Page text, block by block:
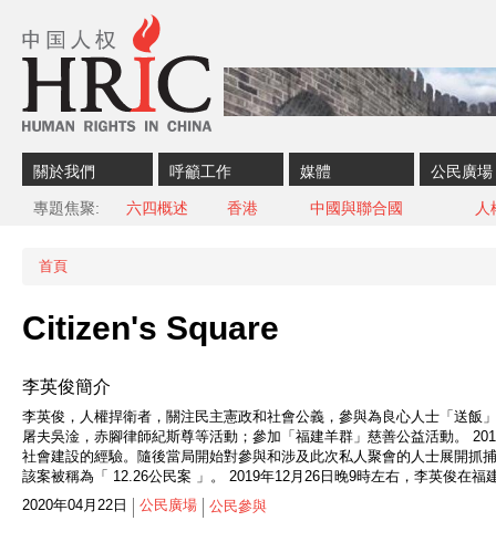
關於我們 呼籲工作 媒體 公民廣場
專題焦聚 六四概述 香港 中國與聯合國 人
您在這裡
首頁
Citizen's Square
李英俊簡介
李英俊，人權捍衛者，關注民主憲政和社會公義，參與為良心人士「送飯
屠夫吳淦，赤腳律師紀斯尊等活動；參加「福建羊群」慈善公益活動。
社會建設的經驗。隨後當局開始對參與和涉及此次私人聚會的人士展開
該案被稱為「 12.26公民案 」。 2019年12月26日晚9時左右，李英俊在
2020年04月22日
公民廣場 公民參與